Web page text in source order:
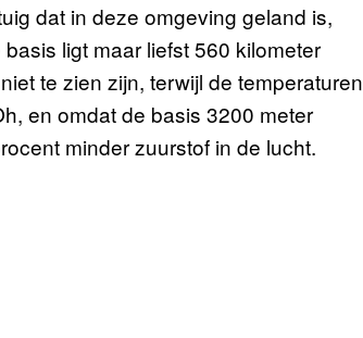
dat in deze omgeving geland is,
ligt maar liefst 560 kilometer
te zien zijn, terwijl de temperaturen
en omdat de basis 3200 meter
minder zuurstof in de lucht.